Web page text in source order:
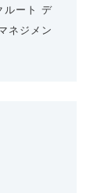
ルート デ
ネジメン